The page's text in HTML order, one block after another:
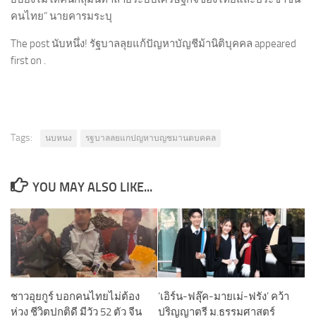
คนไทย” นายคารมระบุ
The post นับหนึ่ง! รัฐบาลลุยแก้ปัญหาบัญชีม้านิติบุคคล appeared
first on .
Tags: นบหนง รฐบาลลยแกปญหาบญชมานตบคคล
YOU MAY ALSO LIKE...
ชาวอุยกูร์ บอกคนไทยไม่ต้อง
ห่วง ชีวิตปกติดี มีวัว 52 ตัว จีน
‘เอิร์น-ฟลุ๊ค-มายเม่-ฟรัง’ คว้า
ปริญญาตรี ม.ธรรมศาสตร์